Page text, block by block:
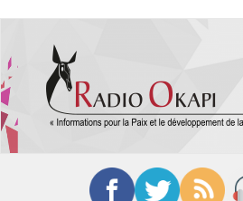
contenu
principal